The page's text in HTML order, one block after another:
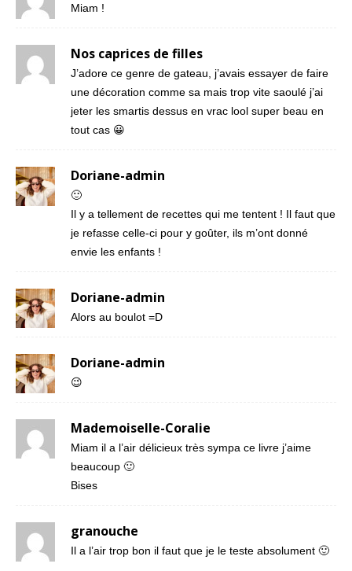
Miam !
Nos caprices de filles
J’adore ce genre de gateau, j’avais essayer de faire
une décoration comme sa mais trop vite saoulé j’ai
jeter les smartis dessus en vrac lool super beau en
tout cas 😀
Doriane-admin
🙂
Il y a tellement de recettes qui me tentent ! Il faut que
je refasse celle-ci pour y goûter, ils m’ont donné
envie les enfants !
Doriane-admin
Alors au boulot =D
Doriane-admin
😉
Mademoiselle-Coralie
Miam il a l’air délicieux très sympa ce livre j’aime
beaucoup 🙂
Bises
granouche
Il a l’air trop bon il faut que je le teste absolument 🙂